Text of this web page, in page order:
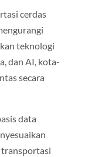
cerdas
teknologi
dan AI, kota-
secara
data